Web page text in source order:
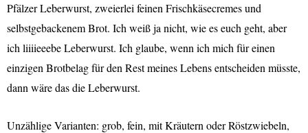
Pfälzer Leberwurst, zweierlei feinen Frischkäsecremes und
selbstgebackenem Brot. Ich weiß ja nicht, wie es euch geht, aber
ich liiiieeebe Leberwurst. Ich glaube, wenn ich mich für einen
einzigen Brotbelag für den Rest meines Lebens entscheiden müsste,
dann wäre das die Leberwurst.
Unzählige Varianten: grob, fein, mit Kräutern oder Röstzwiebeln,